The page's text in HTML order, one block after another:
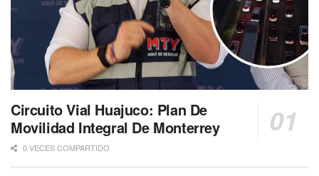
Circuito Vial Huajuco: Plan De
Movilidad Integral De Monterrey
0 VECES COMPARTIDO